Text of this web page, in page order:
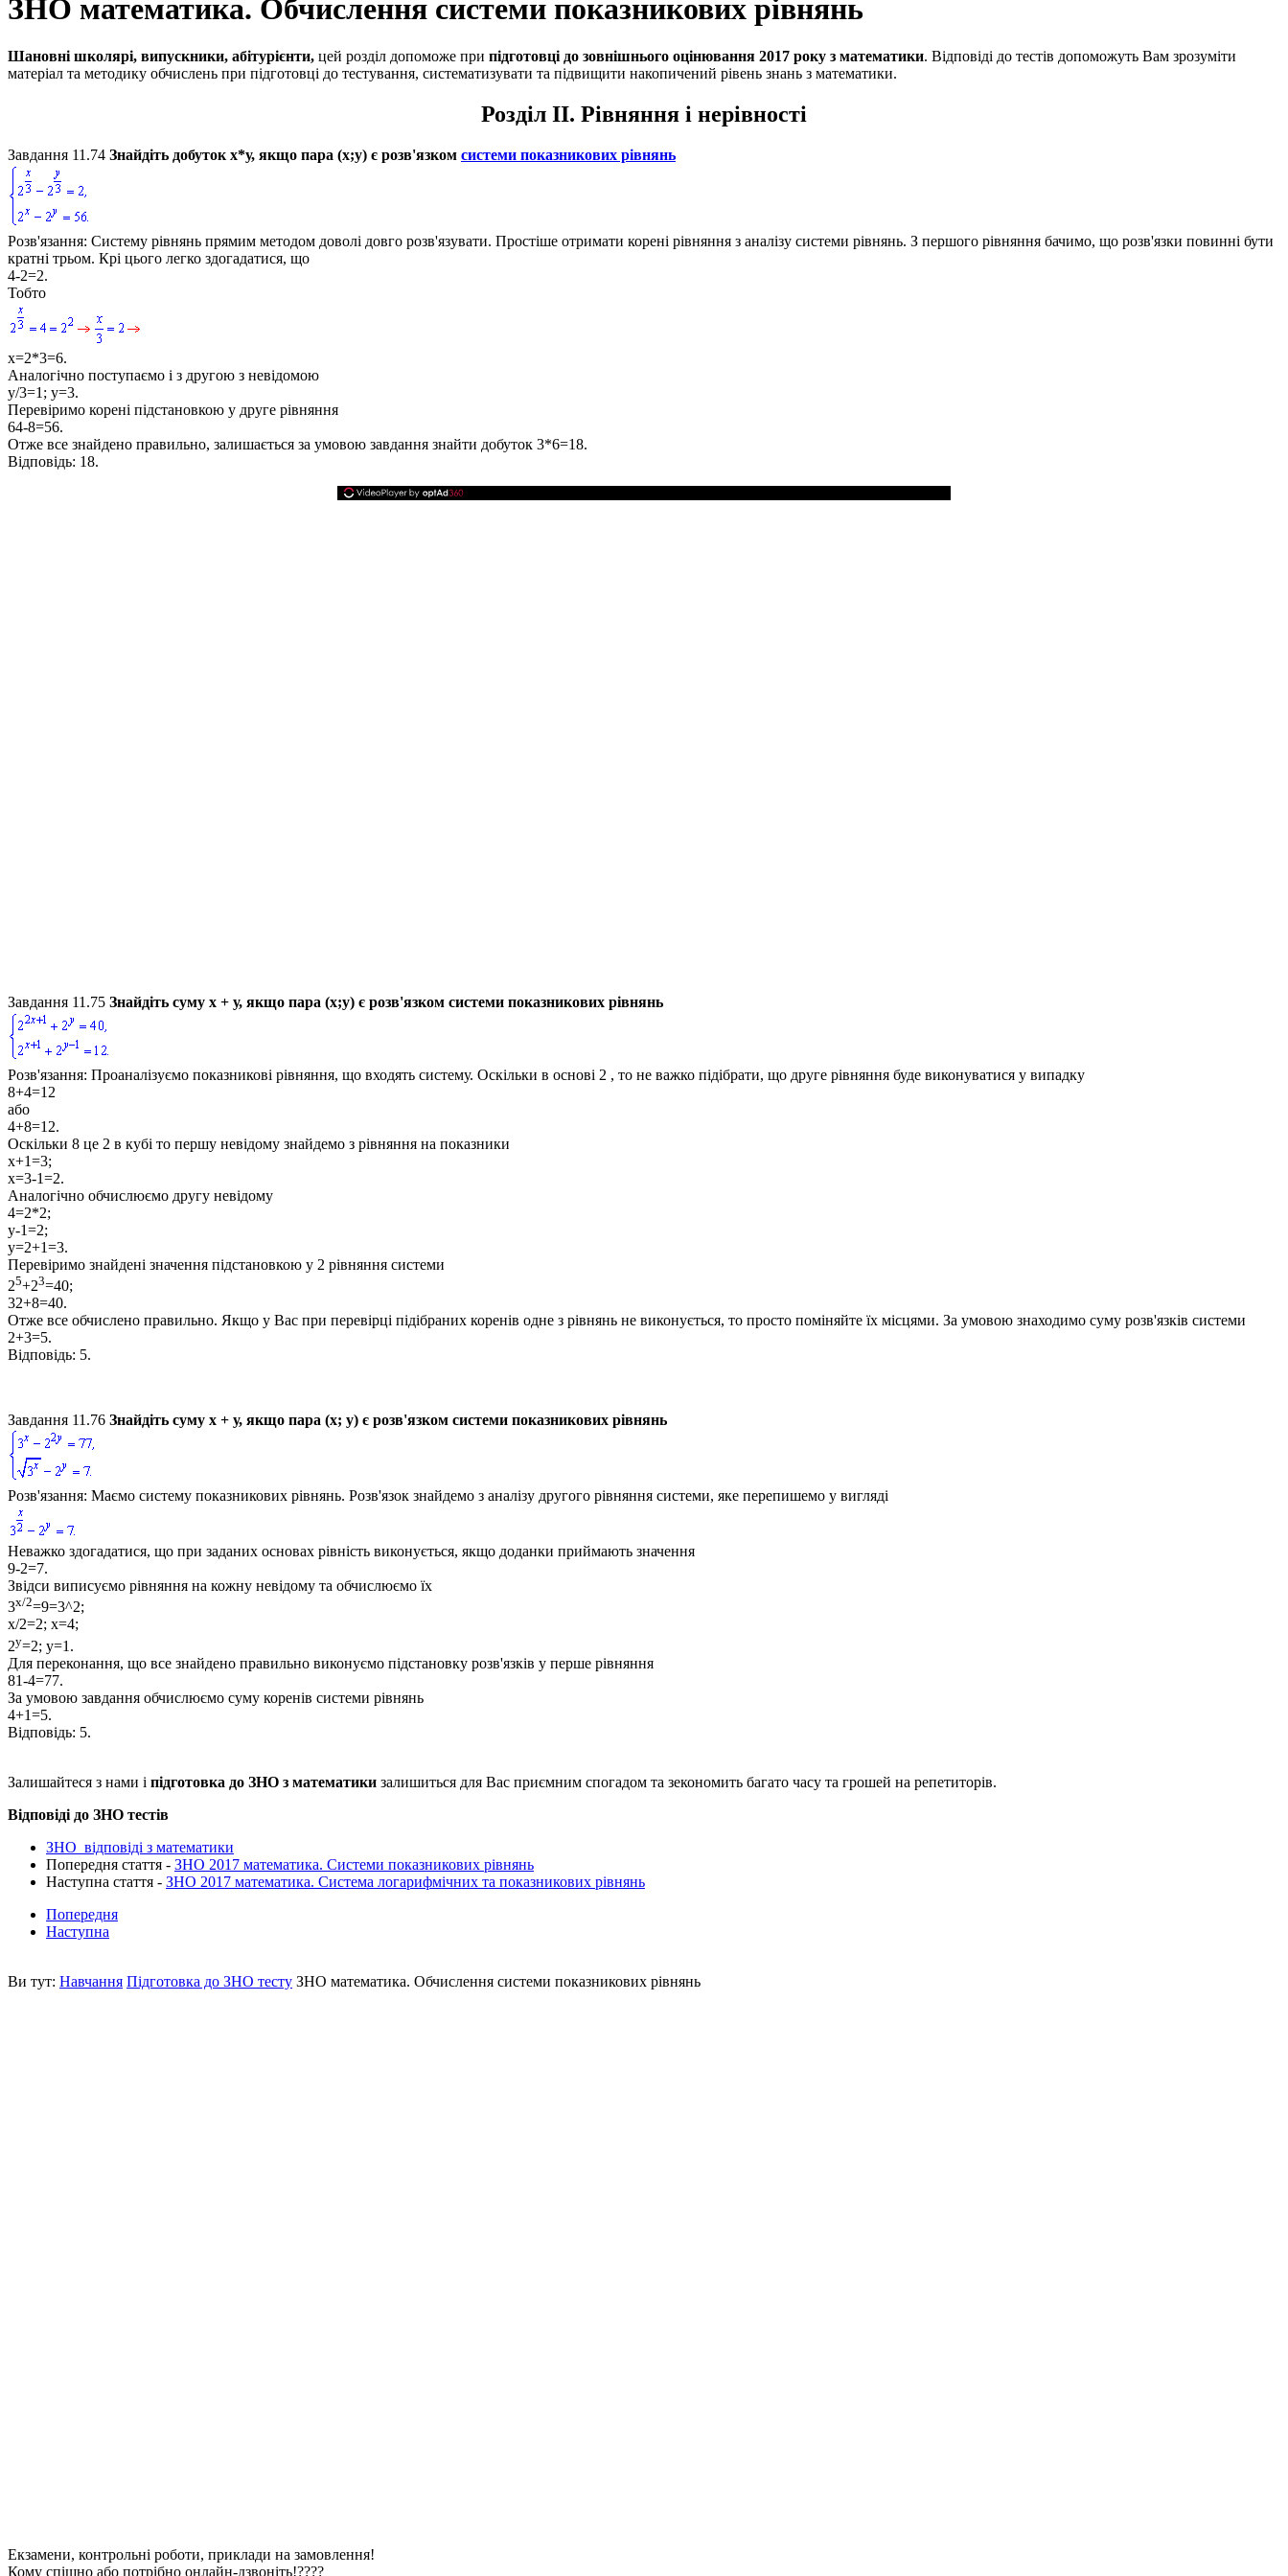
ЗНО математика. Обчислення системи показникових рівнянь
Шановні школярі, випускники, абітурієнти, цей розділ допоможе при підготовці до зовнішнього оцінювання 2017 року з математики. Відповіді до тестів допоможуть Вам зрозуміти
матеріал та методику обчислень при підготовці до тестування, систематизувати та підвищити накопичений рівень знань з математики.
Розділ II. Рівняння і нерівності
Завдання 11.74 Знайдіть добуток х*у, якщо пара (х;у) є розв'язком системи показникових рівнянь
Розв'язання: Систему рівнянь прямим методом доволі довго розв'язувати. Простіше отримати корені рівняння з аналізу системи рівнянь. З першого рівняння бачимо, що розв'язки повинні бути
кратні трьом. Крі цього легко здогадатися, що
4-2=2.
Тобто
x=2*3=6.
Аналогічно поступаємо і з другою з невідомою
y/3=1; y=3.
Перевіримо корені підстановкою у друге рівняння
64-8=56.
Отже все знайдено правильно, залишається за умовою завдання знайти добуток 3*6=18.
Відповідь: 18.
Завдання 11.75 Знайдіть суму х + у, якщо пара (х;у) є розв'язком системи показникових рівнянь
Розв'язання: Проаналізуємо показникові рівняння, що входять систему. Оскільки в основі 2 , то не важко підібрати, що друге рівняння буде виконуватися у випадку
8+4=12
або
4+8=12.
Оскільки 8 це 2 в кубі то першу невідому знайдемо з рівняння на показники
x+1=3;
x=3-1=2.
Аналогічно обчислюємо другу невідому
4=2*2;
y-1=2;
y=2+1=3.
Перевіримо знайдені значення підстановкою у 2 рівняння системи
25+23=40;
32+8=40.
Отже все обчислено правильно. Якщо у Вас при перевірці підібраних коренів одне з рівнянь не виконується, то просто поміняйте їх місцями. За умовою знаходимо суму розв'язків системи
2+3=5.
Відповідь: 5.
Завдання 11.76 Знайдіть суму х + у, якщо пара (х; у) є розв'язком системи показникових рівнянь
Розв'язання: Маємо систему показникових рівнянь. Розв'язок знайдемо з аналізу другого рівняння системи, яке перепишемо у вигляді
Неважко здогадатися, що при заданих основах рівність виконується, якщо доданки приймають значення
9-2=7.
Звідси виписуємо рівняння на кожну невідому та обчислюємо їх
3x/2=9=3^2;
x/2=2; x=4;
2y=2; y=1.
Для переконання, що все знайдено правильно виконуємо підстановку розв'язків у перше рівняння
81-4=77.
За умовою завдання обчислюємо суму коренів системи рівнянь
4+1=5.
Відповідь: 5.
Залишайтеся з нами і підготовка до ЗНО з математики залишиться для Вас приємним спогадом та зекономить багато часу та грошей на репетиторів.
Відповіді до ЗНО тестів
ЗНО відповіді з математики
Попередня стаття - ЗНО 2017 математика. Системи показникових рівнянь
Наступна стаття - ЗНО 2017 математика. Система логарифмічних та показникових рівнянь
Попередня
Наступна
Ви тут: Навчання Підготовка до ЗНО тесту ЗНО математика. Обчислення системи показникових рівнянь
Екзамени, контрольні роботи, приклади на замовлення!
Кому спішно або потрібно онлайн-дзвоніть!????